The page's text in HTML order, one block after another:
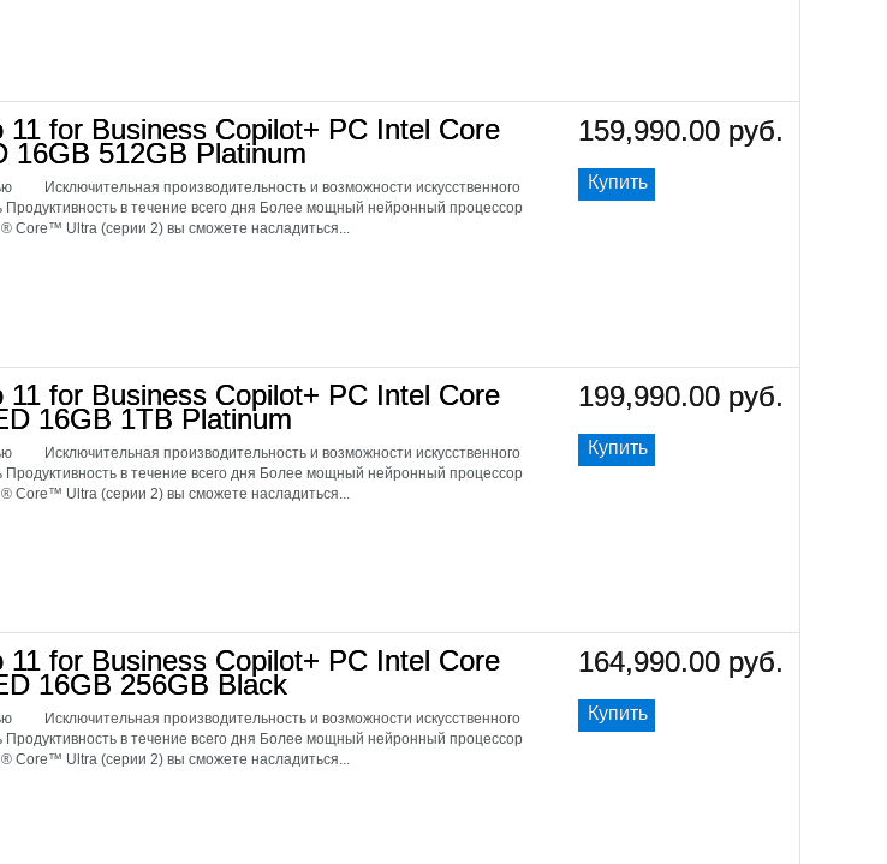
for Business Copilot+ PC Intel Core
16GB 512GB Platinum
Исключительная производительность и возможности искусственного
в течение всего дня Более мощный нейронный процессор
Core™ Ultra (серии 2) вы сможете насладиться...
159,990.00 руб.
Купить
for Business Copilot+ PC Intel Core
16GB 1TB Platinum
Исключительная производительность и возможности искусственного
в течение всего дня Более мощный нейронный процессор
Core™ Ultra (серии 2) вы сможете насладиться...
199,990.00 руб.
Купить
for Business Copilot+ PC Intel Core
16GB 256GB Black
Исключительная производительность и возможности искусственного
в течение всего дня Более мощный нейронный процессор
Core™ Ultra (серии 2) вы сможете насладиться...
164,990.00 руб.
Купить